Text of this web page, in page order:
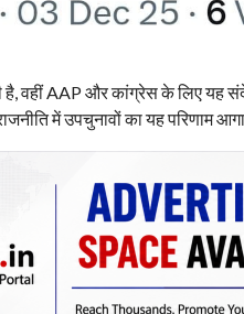
है, वहीं AAP और कांग्रेस के लिए
में उपचुनावों का यह परिणाम